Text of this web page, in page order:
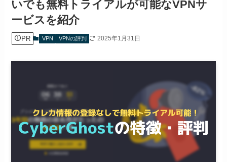
いでも無料トライアルが可能なVPNサ
ービスを紹介
PR VPN VPNの評判 2025年1月31日